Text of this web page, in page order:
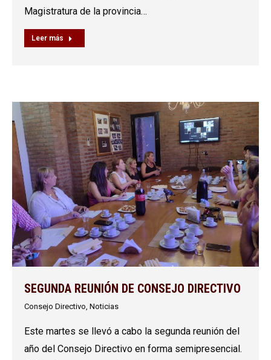
Magistratura de la provincia…
Leer más
SEGUNDA REUNIÓN DE CONSEJO DIRECTIVO
Consejo Directivo Noticias
Este martes se llevó a cabo la segunda reunión del
año del Consejo Directivo en forma semipresencial.